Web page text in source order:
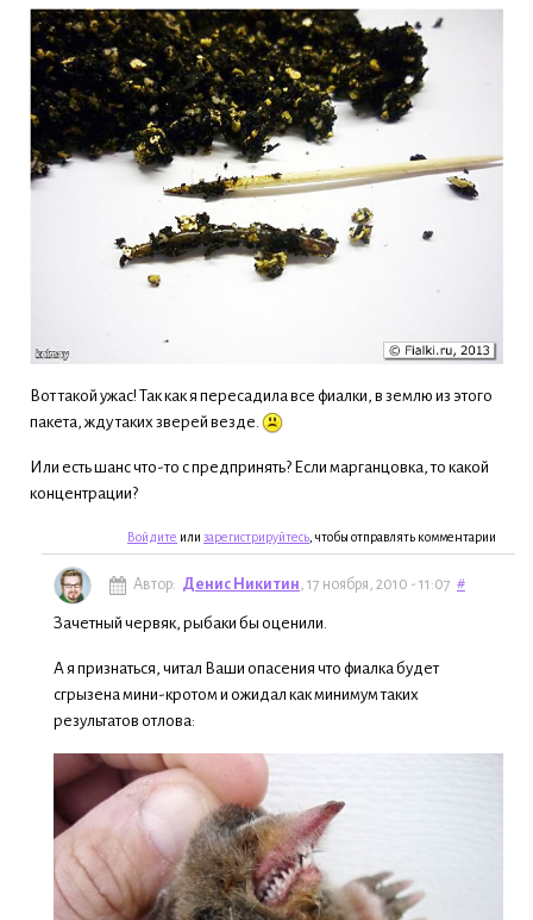
Вот такой ужас! Так как я пересадила все фиалки, в землю из этого
пакета, жду таких зверей везде.
Или есть шанс что-то с предпринять? Если марганцовка, то какой
концентрации?
Войдите или зарегистрируйтесь , чтобы отправлять комментарии
Автор: Денис Никитин, 17 ноября, 2010 - 11:07 #
Зачетный червяк, рыбаки бы оценили.
А я признаться, читал Ваши опасения что фиалка будет
сгрызена мини-кротом и ожидал как минимум таких
результатов отлова: